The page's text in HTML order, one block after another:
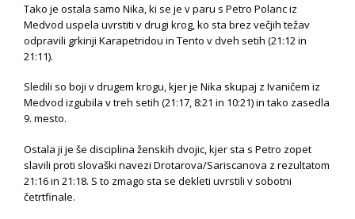
Tako je ostala samo Nika, ki se je v paru s Petro Polanc iz
Medvod uspela uvrstiti v drugi krog, ko sta brez večjih težav
odpravili grkinji Karapetridou in Tento v dveh setih (21:12 in
21:11).
Sledili so boji v drugem krogu, kjer je Nika skupaj z Ivaničem iz
Medvod izgubila v treh setih (21:17, 8:21 in 10:21) in tako zasedla
9. mesto.
Ostala ji je še disciplina ženskih dvojic, kjer sta s Petro zopet
slavili proti slovaški navezi Drotarova/Sariscanova z rezultatom
21:16 in 21:18. S to zmago sta se dekleti uvrstili v sobotni
četrtfinale.